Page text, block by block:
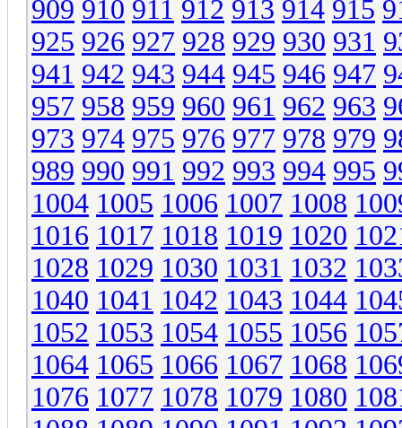
909 910 911 912 913 914 915
925 926 927 928 929 930 931
941 942 943 944 945 946 947
957 958 959 960 961 962 963
973 974 975 976 977 978 979
989 990 991 992 993 994 995
1004 1005 1006 1007 1008
1016 1017 1018 1019 1020
1028 1029 1030 1031 1032
1040 1041 1042 1043 1044
1052 1053 1054 1055 1056
1064 1065 1066 1067 1068
1076 1077 1078 1079 1080